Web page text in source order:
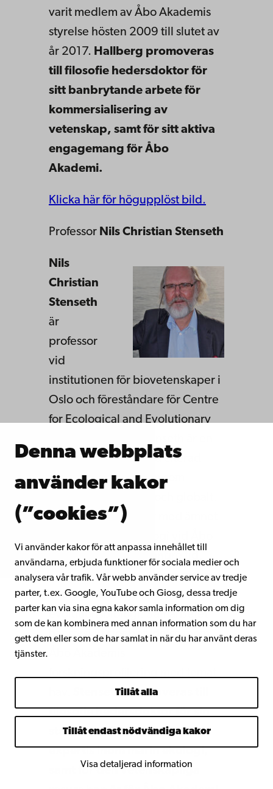
Denna webbplats
använder kakor
(”cookies”)
Vi använder kakor för att anpassa innehållet till
användarna, erbjuda funktioner för sociala medier och
analysera vår trafik. Vår webb använder service av tredje
parter, t.ex. Google, YouTube och Giosg, dessa tredje
parter kan via sina egna kakor samla information om dig
som de kan kombinera med annan information som du har
gett dem eller som de har samlat in när du har använt deras
tjänster.
Tillåt alla
Tillåt endast nödvändiga kakor
Visa detaljerad information
varit medlem av Åbo Akademis
styrelse hösten 2009 till slutet av
år 2017. Hallberg promoveras
till filosofie hedersdoktor för
sitt banbrytande arbete för
kommersialisering av
vetenskap, samt för sitt aktiva
engagemang för Åbo
Akademi.
Klicka här för högupplöst bild.
Professor Nils Christian Stenseth
Nils
Christian
Stenseth
är
professor
vid
institutionen för biovetenskaper i
Oslo och föreståndare för Centre
for Ecological and Evolutionary
renommerad och ofta citerad
expert inom ekologin som
Stenseth samarbetar med ämnet
Akademi sedan en längre tid,
särskilt kring tematik från marin
ekologi och miljö till
evolutionsbiologi. Samarbetet
har särskilt stor betydelse inom
Stenseth promoveras till
filosofie hedersdoktor för sin
starka profilering och stora
expertis inom marin ekologi,
samt för den vetenskapliga